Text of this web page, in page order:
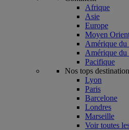
Afrique
Asie
Europe
Moyen
Amérique du
Amérique du
Pacifique
Nos tops
Lyon
Paris
Barcelone
Londres
Marseille
Voir toutes